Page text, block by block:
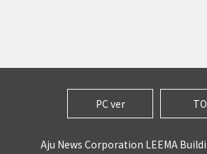
PC ver
Aju News Corporation LEEMA